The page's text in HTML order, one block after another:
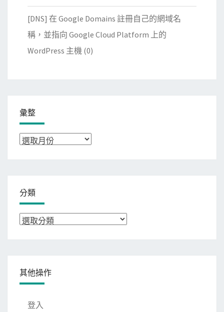
[DNS] 在 Google Domains 註冊自己的網域名
稱，並指向 Google Cloud Platform 上的
WordPress 主機 (0)
彙整
彙
分類
分
其他操作
登入